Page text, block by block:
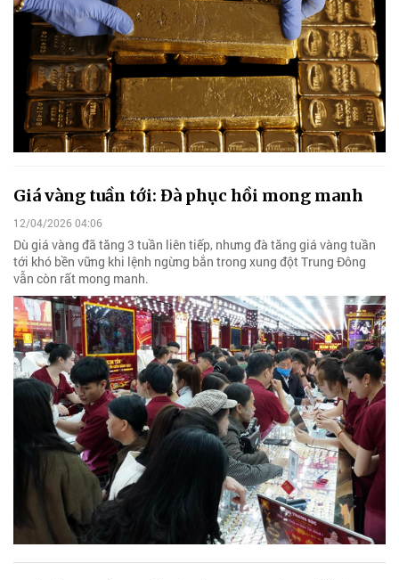
Giá vàng tuần tới: Đà phục hồi mong manh
12/04/2026 04:06
Dù giá vàng đã tăng 3 tuần liên tiếp, nhưng đà tăng giá vàng tuần
tới khó bền vững khi lệnh ngừng bắn trong xung đột Trung Đông
vẫn còn rất mong manh.